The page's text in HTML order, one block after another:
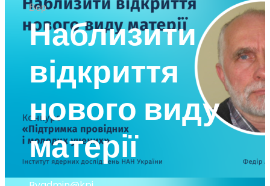
Вер
Наблизити
відкриття
нового виду
матерії